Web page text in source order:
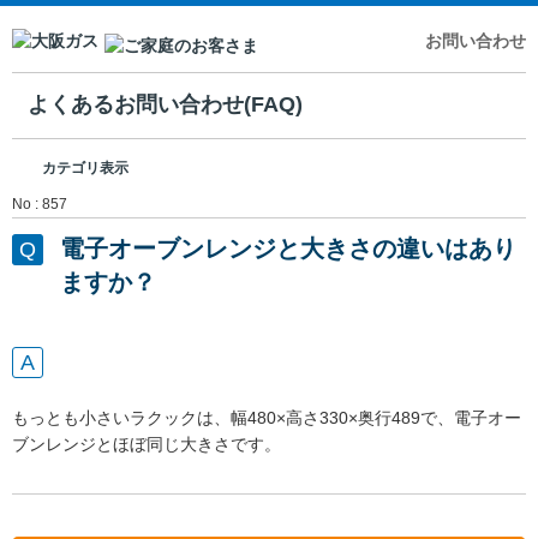
お問い合わせ
よくあるお問い合わせ(FAQ)
カテゴリ表示
No : 857
電子オーブンレンジと大きさの違いはあり
ますか？
もっとも小さいラクックは、幅480×高さ330×奥行489で、電子オー
ブンレンジとほぼ同じ大きさです。